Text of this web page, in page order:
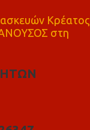
Κρέατος
ΑΝΟΥΣΟΣ στη